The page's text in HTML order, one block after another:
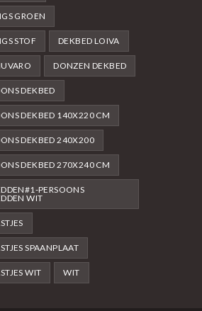
GROEN
STOF DEKBED LOIVA
DONZEN DEKBED
DEKBED
DEKBED 140X220 CM
DEKBED 240X200
DEKBED 270X240 CM
PERSOONS
WIT
SPAANPLAAT
WIT WIT